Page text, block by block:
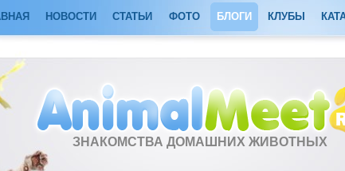
НОВОСТИ СТАТЬИ ФОТО БЛОГИ КЛУБЫ
ЗНАКОМСТВА ДОМАШНИХ ЖИВОТНЫХ